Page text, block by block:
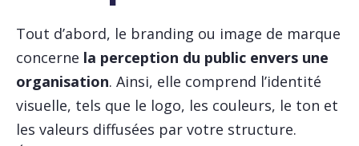
Tout d’abord, le branding ou image de marque
concerne la perception du public envers une
organisation. Ainsi, elle comprend l’identité
visuelle, tels que le logo, les couleurs, le ton et
les valeurs diffusées par votre structure.